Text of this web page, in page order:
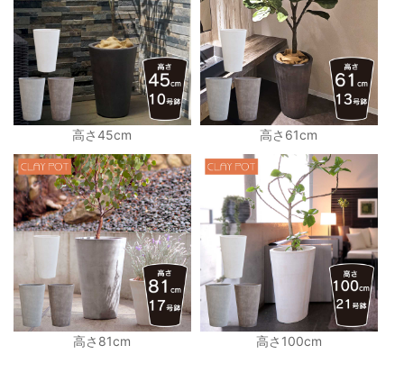
高さ45cm 高さ61cm
高さ81cm 高さ100cm